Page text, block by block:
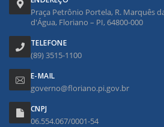
Praça Petrônio Portela, R. Marquês
d'Água, Floriano – PI, 64800-000
TELEFONE
(89) 3515-1100
E-MAIL
governo@floriano.pi.gov.br
CNPJ
06.554.067/0001-54